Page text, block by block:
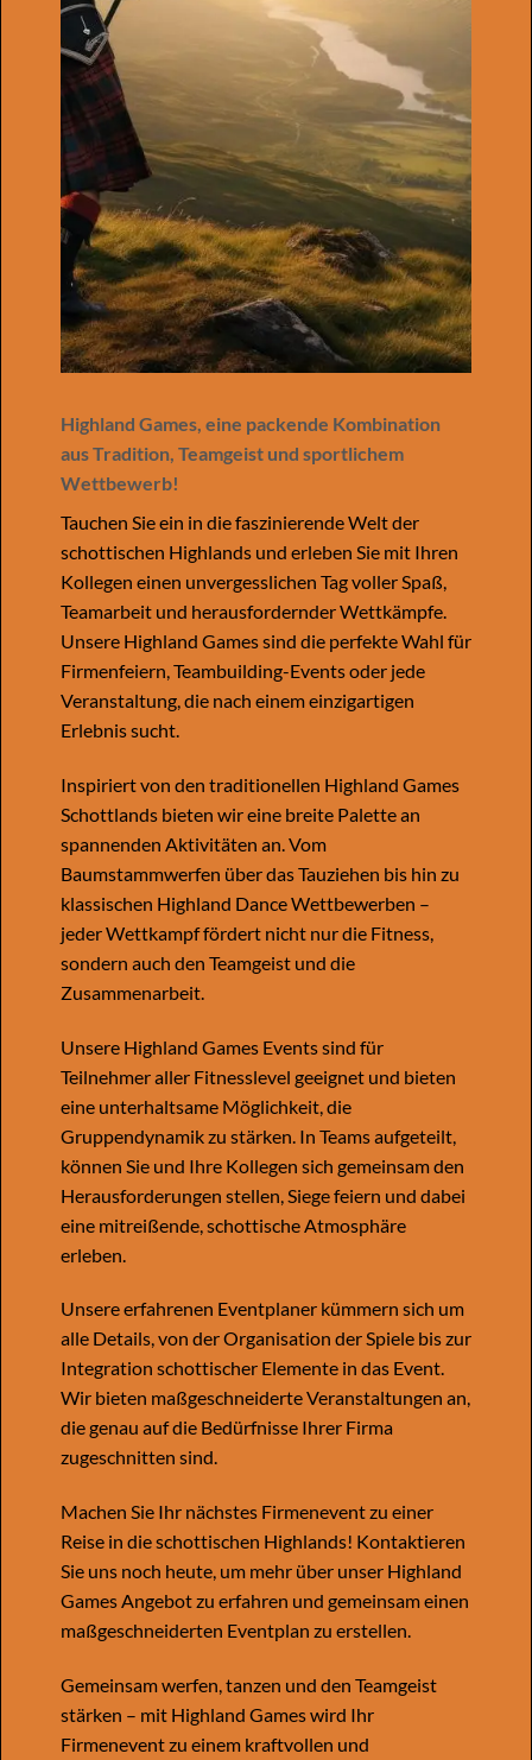
Highland Games, eine packende Kombination
aus Tradition, Teamgeist und sportlichem
Wettbewerb!
Tauchen Sie ein in die faszinierende Welt der
schottischen Highlands und erleben Sie mit Ihren
Kollegen einen unvergesslichen Tag voller Spaß,
Teamarbeit und herausfordernder Wettkämpfe.
Unsere Highland Games sind die perfekte Wahl für
Firmenfeiern, Teambuilding-Events oder jede
Veranstaltung, die nach einem einzigartigen
Erlebnis sucht.
Inspiriert von den traditionellen Highland Games
Schottlands bieten wir eine breite Palette an
spannenden Aktivitäten an. Vom
Baumstammwerfen über das Tauziehen bis hin zu
klassischen Highland Dance Wettbewerben –
jeder Wettkampf fördert nicht nur die Fitness,
sondern auch den Teamgeist und die
Zusammenarbeit.
Unsere Highland Games Events sind für
Teilnehmer aller Fitnesslevel geeignet und bieten
eine unterhaltsame Möglichkeit, die
Gruppendynamik zu stärken. In Teams aufgeteilt,
können Sie und Ihre Kollegen sich gemeinsam den
Herausforderungen stellen, Siege feiern und dabei
eine mitreißende, schottische Atmosphäre
erleben.
Unsere erfahrenen Eventplaner kümmern sich um
alle Details, von der Organisation der Spiele bis zur
Integration schottischer Elemente in das Event.
Wir bieten maßgeschneiderte Veranstaltungen an,
die genau auf die Bedürfnisse Ihrer Firma
zugeschnitten sind.
Machen Sie Ihr nächstes Firmenevent zu einer
Reise in die schottischen Highlands! Kontaktieren
Sie uns noch heute, um mehr über unser Highland
Games Angebot zu erfahren und gemeinsam einen
maßgeschneiderten Eventplan zu erstellen.
Gemeinsam werfen, tanzen und den Teamgeist
stärken – mit Highland Games wird Ihr
Firmenevent zu einem kraftvollen und